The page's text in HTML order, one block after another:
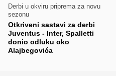
Derbi u okviru priprema za novu
sezonu
Otkriveni sastavi za derbi
Juventus - Inter, Spalletti
donio odluku oko
Alajbegovića